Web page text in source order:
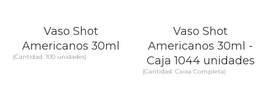
Vaso Shot
Americanos 30ml
(Cantidad: 100 unidades)
Vaso Shot
Americanos 30ml -
Caja 1044 unidades
(Cantidad: Caixa Completa)